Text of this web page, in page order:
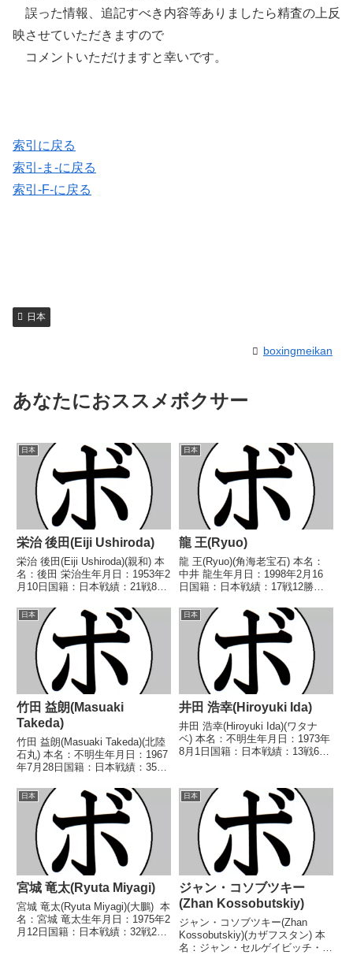
誤った情報、追記すべき内容等ありましたら精査の上反
映させていただきますので
コメントいただけますと幸いです。
索引に戻る
索引-ま-に戻る
索引-F-に戻る
日本
boxingmeikan
あなたにおススメボクサー
日本
栄治 後田(Eiji Ushiroda)
栄治 後田(Eiji Ushiroda)(親和) 本
名：後田 栄治生年月日：1953年2
月10日国籍：日本戦績：21戦8勝
なし 【戦歴】1972/01/17 ○4R
判定 (採点不明) 大石 明(箕
面) ...
日本
龍 王(Ryuo)
龍 王(Ryuo)(角海老宝石) 本名：
中井 龍生年月日：1998年2月16
日国籍：日本戦績：17戦12勝
WBCアジア(ABCO)スーパーフェ
ザー級王座 【戦歴】
2019/08/23 △6R判定 0-1(...
日本
竹田 益朗(Masuaki
Takeda)
竹田 益朗(Masuaki Takeda)(北陸
石丸) 本名：不明生年月日：1967
年7月28日国籍：日本戦績：35戦
ル】1988年度西日本フェザー級
新人王1989年度B級トーナメント
フェザー級優勝 【戦...
日本
井田 浩幸(Hiroyuki Ida)
井田 浩幸(Hiroyuki Ida)(ワタナ
ベ) 本名：不明生年月日：1973年
8月1日国籍：日本戦績：13戦6勝
ライ級新人王予選1992/06/22
●1RKO 武...
日本
宮城 竜太(Ryuta Miyagi)
宮城 竜太(Ryuta Miyagi)(大鵬) 本
名：宮城 竜太生年月日：1975年2
月12日国籍：日本戦績：32戦21
日本
ジャン・コソブツキー
(Zhan Kossobutskiy)
ジャン・コソブツキー(Zhan
Kossobutskiy)(カザフスタン) 本
名：ジャン・セルゲイビッチ・コ